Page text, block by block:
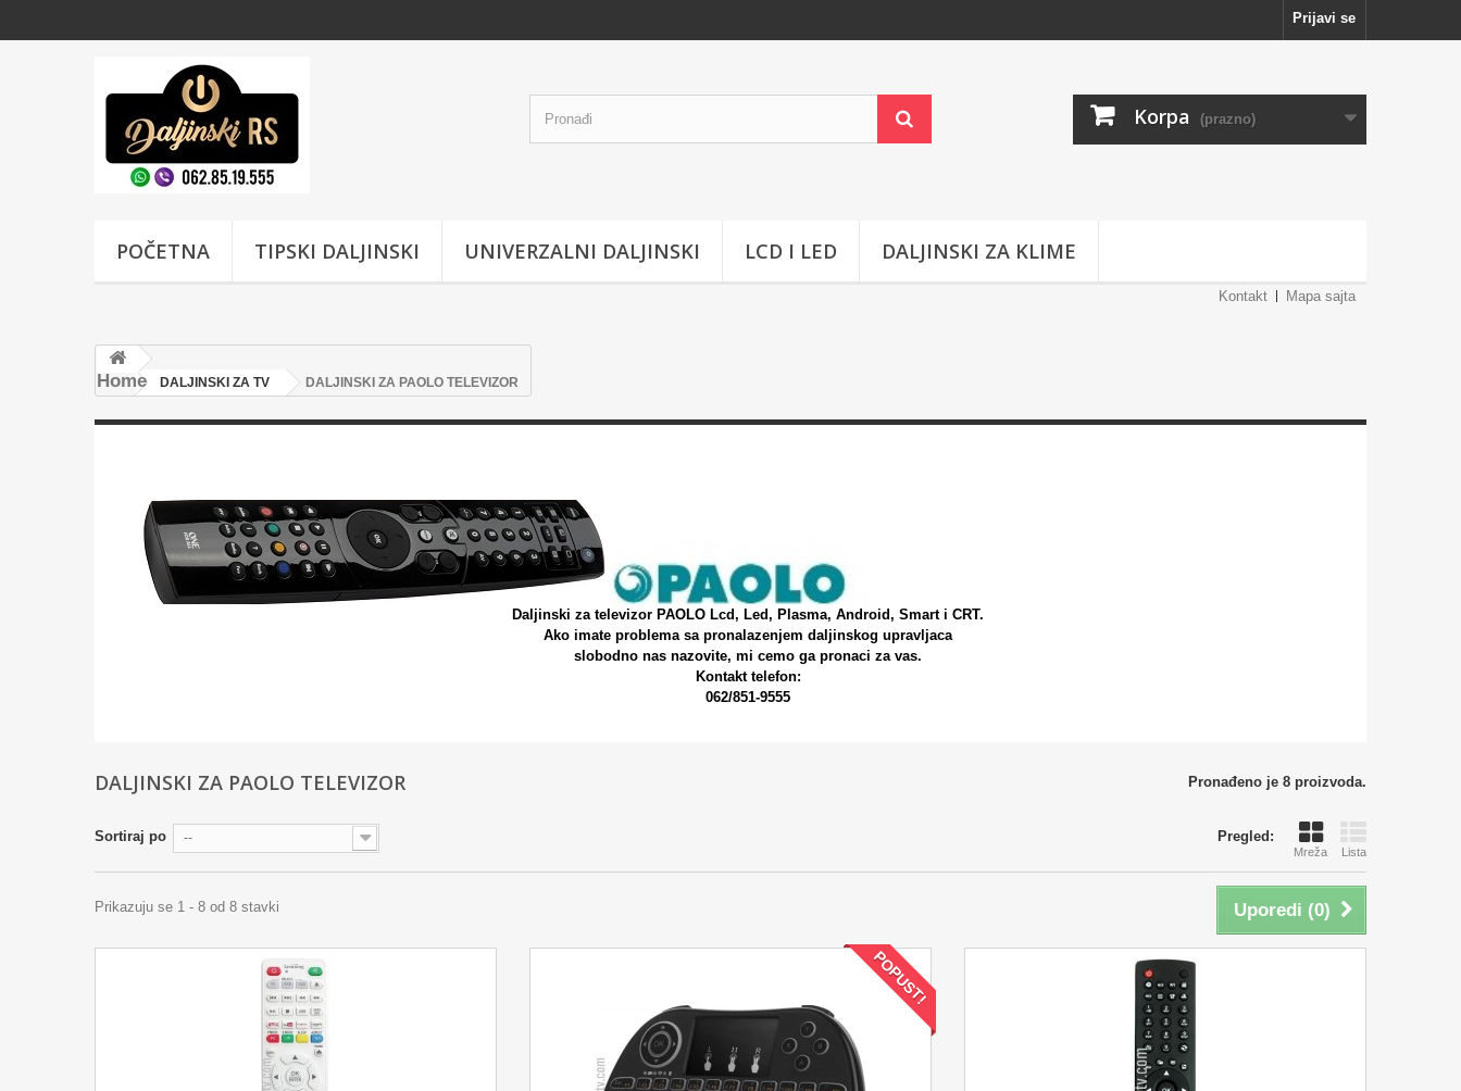
Prijavi se
Korpa (prazno)
POČETNA TIPSKI DALJINSKI UNIVERZALNI DALJINSKI LCD I LED DALJINSKI ZA KLIME
Kontakt Mapa sajta
Home DALJINSKI ZA TV DALJINSKI ZA PAOLO TELEVIZOR
Daljinski za televizor PAOLO Lcd, Led, Plasma, Android, Smart i CRT.
Ako imate problema sa pronalazenjem daljinskog upravljaca
slobodno nas nazovite, mi cemo ga pronaci za vas.
Kontakt telefon:
062/851-9555
DALJINSKI ZA PAOLO TELEVIZOR Pronađeno je 8 proizvoda.
Pregled:
Mreža Lista
Sortiraj po --
Uporedi (0)
Prikazuju se 1 - 8 od 8 stavki
POPUST!